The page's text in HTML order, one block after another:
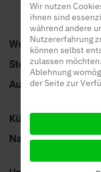
Wohnung:
Stockwerk:
Ausbau:
Küche:
Nasszelle:
Wir nutzen
ihnen sind
während andere
Nutzererfahrung
können selbst
zulassen
Ablehnung
der Seite zur